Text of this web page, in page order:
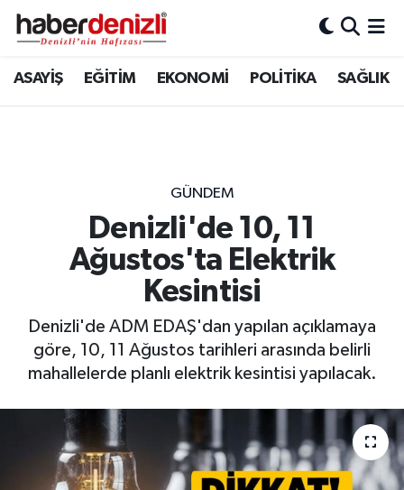
ASAYİŞ EĞİTİM EKONOMİ POLİTİKA SAĞLIK
GÜNDEM
Denizli'de 10, 11
Ağustos'ta Elektrik
Kesintisi
Denizli'de ADM EDAŞ'dan yapılan açıklamaya
göre, 10, 11 Ağustos tarihleri arasında belirli
mahallelerde planlı elektrik kesintisi yapılacak.
Denizli Nöbetçi Eczaneler
Tüm Manşetler
Son Dakika Haberleri
Haber Arşivi